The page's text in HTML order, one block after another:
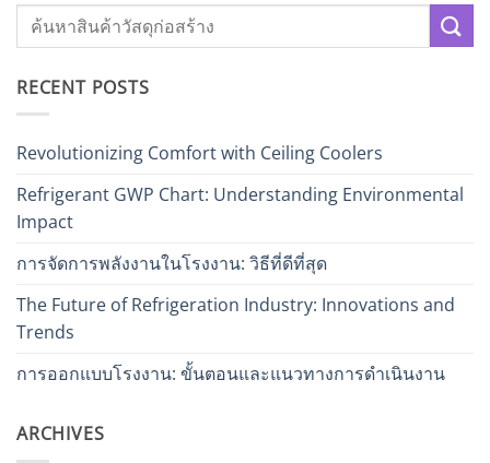
RECENT POSTS
Revolutionizing Comfort with Ceiling Coolers
Refrigerant GWP Chart: Understanding Environmental
Impact
การจัดการพลังงานในโรงงาน: วิธีที่ดีที่สุด
The Future of Refrigeration Industry: Innovations and
Trends
การออกแบบโรงงาน: ขั้นตอนและแนวทางการดำเนินงาน
ARCHIVES